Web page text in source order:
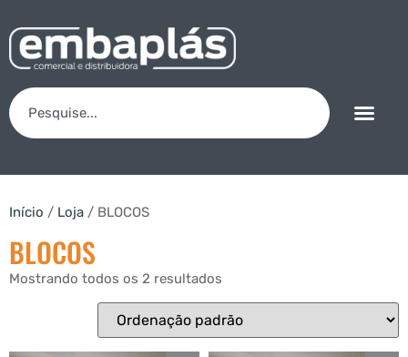
Início / Loja / BLOCOS
BLOCOS
Mostrando todos os 2 resultados